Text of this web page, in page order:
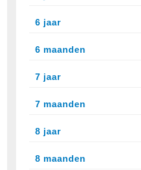
6 jaar
6 maanden
7 jaar
7 maanden
8 jaar
8 maanden